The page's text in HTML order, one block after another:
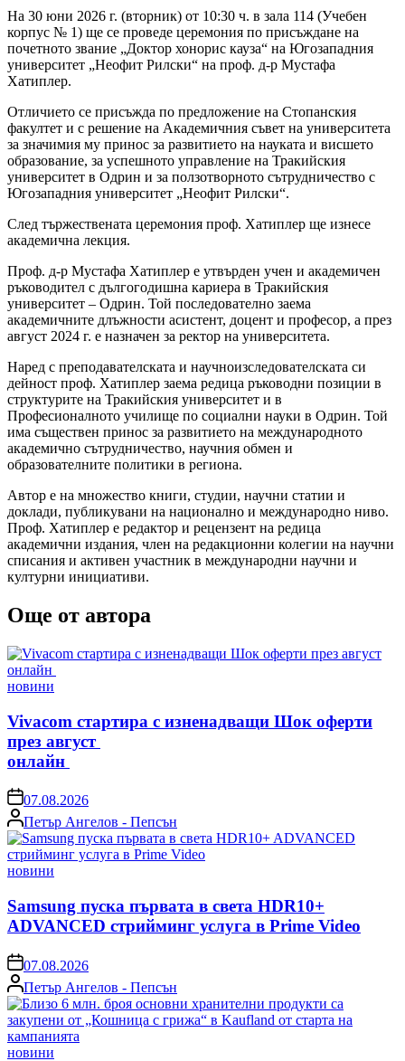
На 30 юни 2026 г. (вторник) от 10:30 ч. в зала 114 (Учебен
корпус № 1) ще се проведе церемония по присъждане на
почетното звание „Доктор хонорис кауза“ на Югозападния
университет „Неофит Рилски“ на проф. д-р Мустафа
Хатиплер.
Отличието се присъжда по предложение на Стопанския
факултет и с решение на Академичния съвет на университета
за значимия му принос за развитието на науката и висшето
образование, за успешното управление на Тракийския
университет в Одрин и за ползотворното сътрудничество с
Югозападния университет „Неофит Рилски“.
След тържествената церемония проф. Хатиплер ще изнесе
академична лекция.
Проф. д-р Мустафа Хатиплер е утвърден учен и академичен
ръководител с дългогодишна кариера в Тракийския
университет – Одрин. Той последователно заема
академичните длъжности асистент, доцент и професор, а през
август 2024 г. е назначен за ректор на университета.
Наред с преподавателската и научноизследователската си
дейност проф. Хатиплер заема редица ръководни позиции в
структурите на Тракийския университет и в
Професионалното училище по социални науки в Одрин. Той
има съществен принос за развитието на международното
академично сътрудничество, научния обмен и
образователните политики в региона.
Автор е на множество книги, студии, научни статии и
доклади, публикувани на национално и международно ниво.
Проф. Хатиплер е редактор и рецензент на редица
академични издания, член на редакционни колегии на научни
списания и активен участник в международни научни и
културни инициативи.
Още от автора
Posted
новини
Vivacom стартира с изненадващи Шок оферти
през август
онлайн
on07.08.2026
Posted
by
Петър Ангелов - Пепсън
Posted
новини
Samsung пуска първата в света HDR10+
ADVANCED стрийминг услуга в Prime Video
on07.08.2026
Posted
by
Петър Ангелов - Пепсън
Posted
новини